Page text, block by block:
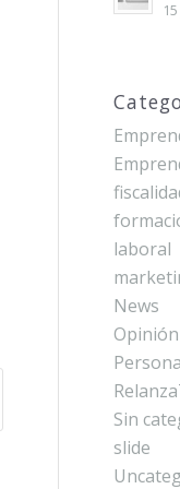
laboral
News
Opinión
Sin
slide